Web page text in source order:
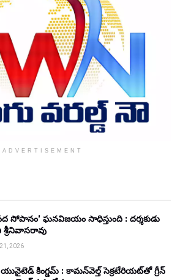
ADVERTISEMENT
సోపానం’ ఘనవిజయం సాధిస్తుంది : దర్శకుడు
2026
కింగ్డమ్ : కామన్‌వెల్త్ సెక్రటేరియట్‌తో గ్రీన్